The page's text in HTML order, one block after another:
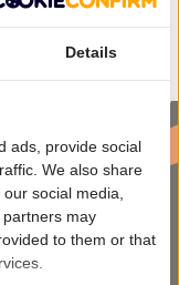
Details
ads, provide social
We also share
social media,
may
to them or that